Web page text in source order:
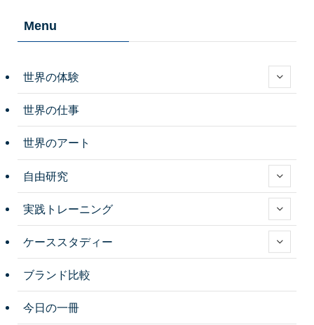
Menu
世界の体験
世界の仕事
世界のアート
自由研究
実践トレーニング
ケーススタディー
ブランド比較
今日の一冊